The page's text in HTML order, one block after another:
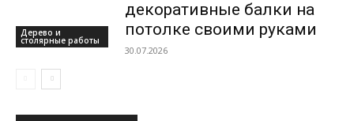
Дерево и
столярные работы
декоративные балки на
потолке своими руками
30.07.2026